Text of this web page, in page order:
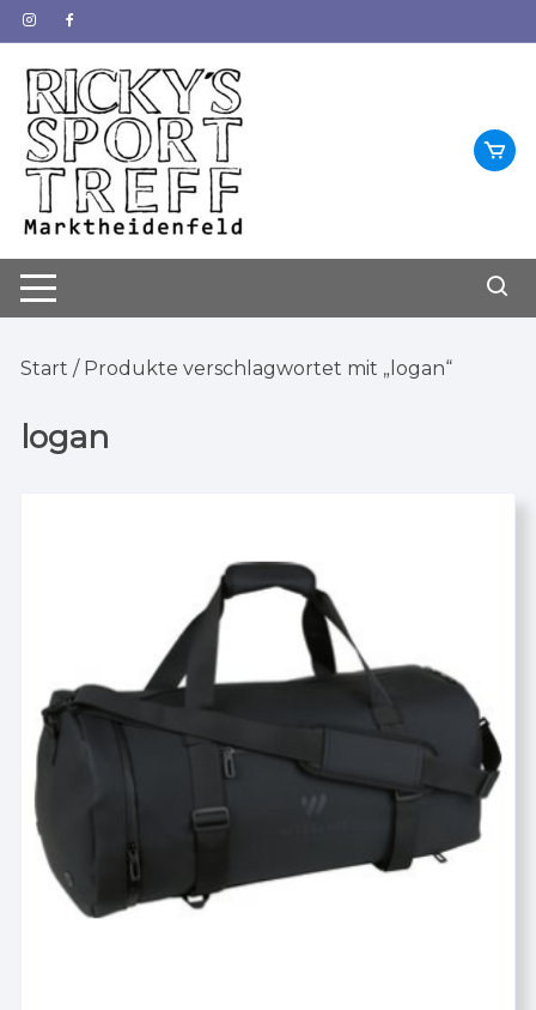
Zum
Inhalt
springen
Start / Produkte verschlagwortet mit „logan“
logan